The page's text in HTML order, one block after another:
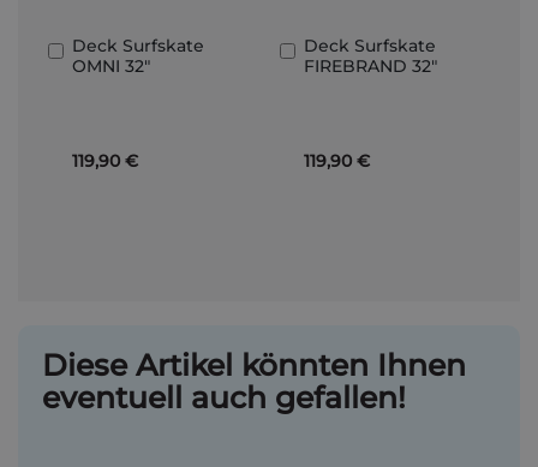
Deck Surfskate
OMNI 32"
119,90 €
In
den
Deck Surfskate
FIREBRAND 32"
119,90 €
In
den
Diese Artikel könnten Ihnen
eventuell auch gefallen!